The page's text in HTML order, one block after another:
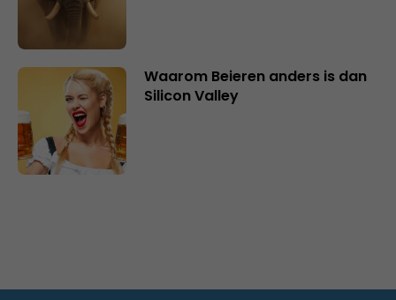
Waarom Beieren anders is dan
Silicon Valley